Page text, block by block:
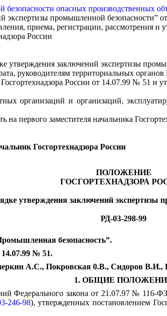
опасных производственных
экспертизы промышленной безопасности”
приема, регистрации, рассмотрения
России
утверждения заключений экспертизы
руководителям территориальных органов
России от 14.07.99 № 51
организаций и организаций,
на первого заместителя начальника
Госгортехнадзора России
ПОЛОЖЕНИЕ
ГОСГОРТЕХНАДЗОРА
утверждения заключений экспертизы
РД-03-298-99
безопасность”.
14.07.99 № 51.
А.С., Покровская 0.В., Сидоров
1. ОБЩИЕ
Федерального закона от 21.07.97 № 116-
246-98), утвержденных постановлением